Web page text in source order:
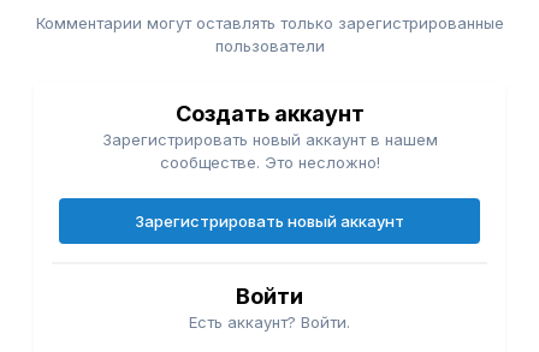
Комментарии могут оставлять только зарегистрированные
пользователи
Создать аккаунт
Зарегистрировать новый аккаунт в нашем
сообществе. Это несложно!
Зарегистрировать новый аккаунт
Войти
Есть аккаунт? Войти.